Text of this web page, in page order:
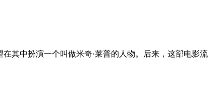
其中扮演一个叫做米奇·莱普的人物。后来，这部电影流